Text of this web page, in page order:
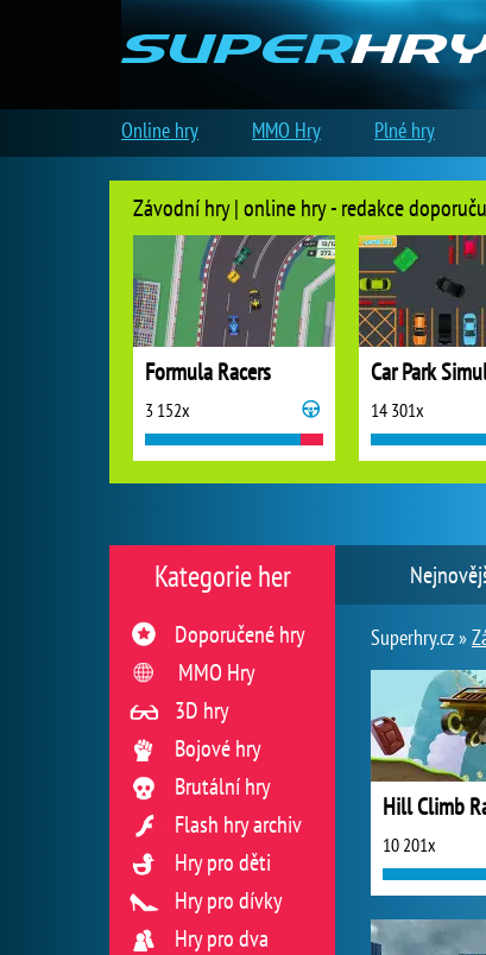
Superhry.cz »
10 201x
Kategorie her
Doporučené hry
MMO Hry
3D hry
Bojové hry
Brutální hry
Flash hry archiv
Hry pro děti
Hry pro dívky
Hry pro dva
Závodní hry | online hry - redakce
Formula Racers
3 152x
Car Park
14 301x
Online hry MMO Hry Plné hry